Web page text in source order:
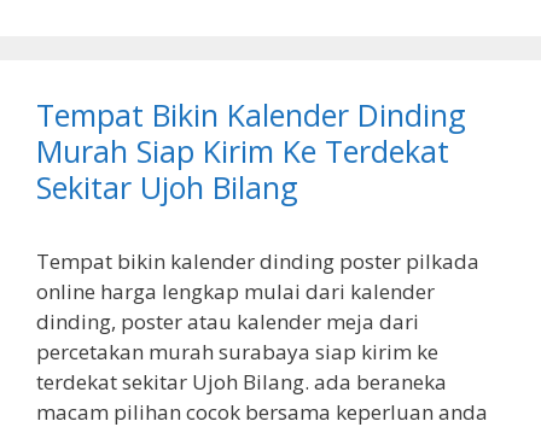
Tempat Bikin Kalender Dinding
Murah Siap Kirim Ke Terdekat
Sekitar Ujoh Bilang
Tempat bikin kalender dinding poster pilkada
online harga lengkap mulai dari kalender
dinding, poster atau kalender meja dari
percetakan murah surabaya siap kirim ke
terdekat sekitar Ujoh Bilang. ada beraneka
macam pilihan cocok bersama keperluan anda